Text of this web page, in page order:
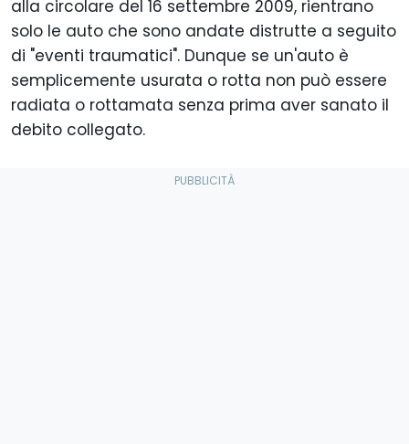
alla circolare del 16 settembre 2009, rientrano
solo le auto che sono andate distrutte a seguito
di "eventi traumatici". Dunque se un'auto è
semplicemente usurata o rotta non può essere
radiata o rottamata senza prima aver sanato il
debito collegato.